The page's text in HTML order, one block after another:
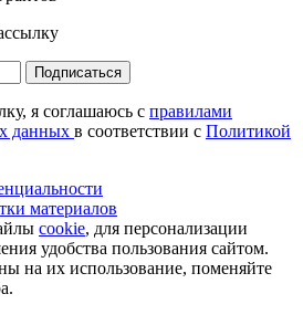
Подписаться
я соглашаюсь с правилами
данных в соответствии с Политикой
материалов
cookie, для персонализации
удобства пользования сайтом.
на их использование, поменяйте